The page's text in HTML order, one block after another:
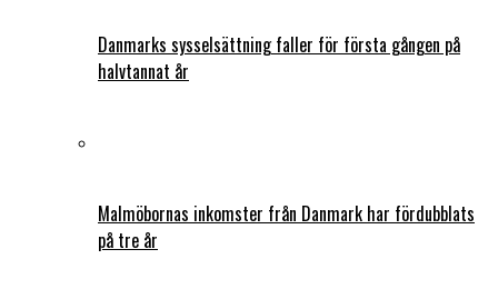
Danmarks sysselsättning faller för första gången på
halvtannat år
Malmöbornas inkomster från Danmark har fördubblats
på tre år